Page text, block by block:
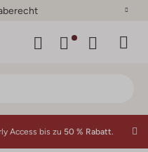
Access bis zu 50 % Rabatt.